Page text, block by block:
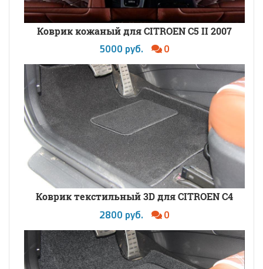
Коврик кожаный для CITROEN C5 II 2007
5000 руб. 0
Коврик текстильный 3D для CITROEN С4
2800 руб. 0